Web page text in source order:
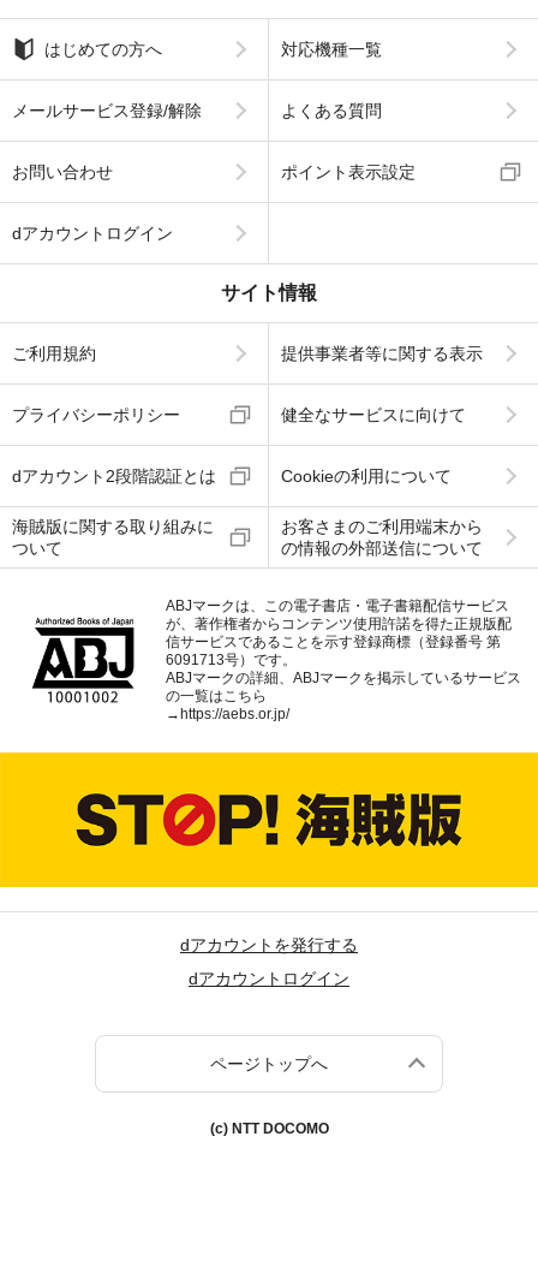
はじめての方へ 対応機種一覧
メールサービス登録/解除 よくある質問
お問い合わせ ポイント表示設定
dアカウントログイン
サイト情報
ご利用規約 提供事業者等に関する表示
プライバシーポリシー 健全なサービスに向けて
dアカウント2段階認証とは Cookieの利用について
海賊版に関する取り組みに
ついて
お客さまのご利用端末から
の情報の外部送信について
ABJマークは、この電子書店・電子書籍配信サービス
が、著作権者からコンテンツ使用許諾を得た正規版配
信サービスであることを示す登録商標（登録番号 第
6091713号）です。
ABJマークの詳細、ABJマークを掲示しているサービス
の一覧はこちら
→https://aebs.or.jp/
dアカウントを発行する
dアカウントログイン
ページトップへ
(c) NTT DOCOMO